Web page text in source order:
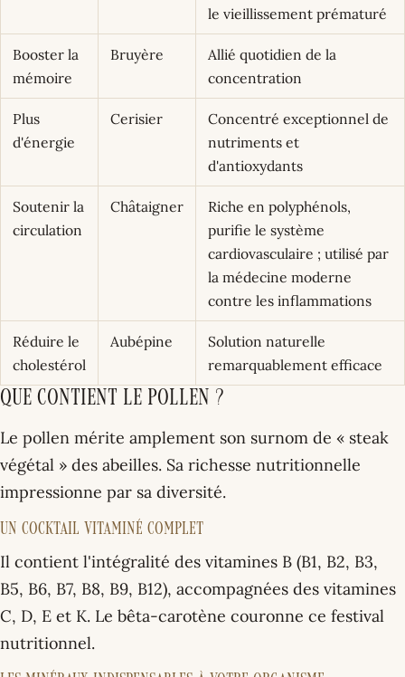
le vieillissement prématuré
Booster la
mémoire
Bruyère
Allié quotidien de la
concentration
Plus
d'énergie
Cerisier
Concentré exceptionnel de
nutriments et
d'antioxydants
Soutenir la
circulation
Châtaigner
Riche en polyphénols,
purifie le système
cardiovasculaire ; utilisé par
la médecine moderne
contre les inflammations
Réduire le
cholestérol
Aubépine
Solution naturelle
remarquablement efficace
Que contient le pollen ?
Le pollen mérite amplement son surnom de « steak
végétal » des abeilles. Sa richesse nutritionnelle
impressionne par sa diversité.
Un cocktail vitaminé complet
Il contient l'intégralité des vitamines B (B1, B2, B3,
B5, B6, B7, B8, B9, B12), accompagnées des vitamines
C, D, E et K. Le bêta-carotène couronne ce festival
nutritionnel.